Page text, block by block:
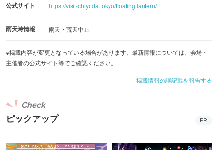
りとした館内で静かで知的なひとときを過ごすことができ
ます。
※内容の詳細は公式サイトをご確認ください。
公式サイト https://visit-chiyoda.tokyo/floating.lantern/
雨天時情報 雨天・荒天中止
※掲載内容が変更となっている場合があります。最新情報については、会場・
主催者の公式サイト等でご確認ください。
掲載情報の誤記載を報告する
ピックアップ
Check
PR